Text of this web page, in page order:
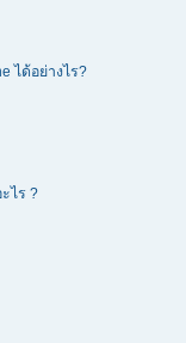
ได้อย่างไร?
ไร ?